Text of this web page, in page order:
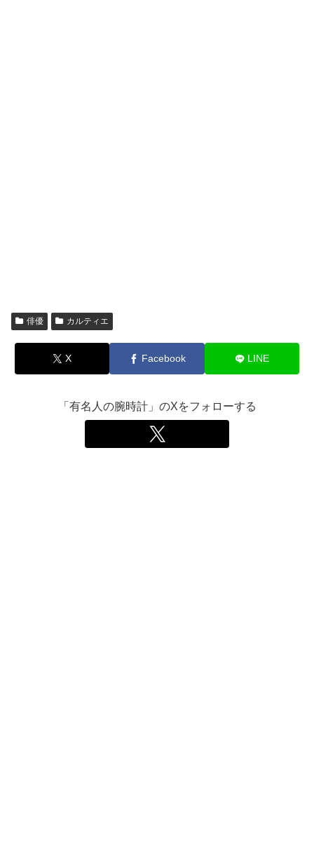
俳優 カルティエ
X Facebook LINE
「有名人の腕時計」のXをフォローする